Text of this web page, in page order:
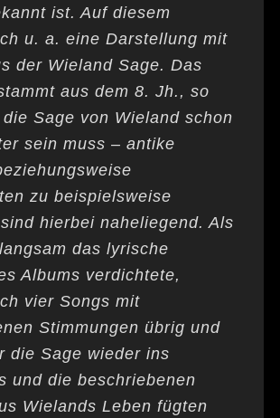
ist. Auf diesem
u. a. eine Darstellung mit
der Wieland Sage. Das
aus dem 8. Jh., so
Sage von Wieland schon
sein muss – antike
zu beispielsweise
sind hierbei naheliegend. Als
das lyrische
Albums verdichtete,
vier Songs mit
Stimmungen übrig und
die Sage wieder ins
und die beschriebenen
Wielands Leben fügten